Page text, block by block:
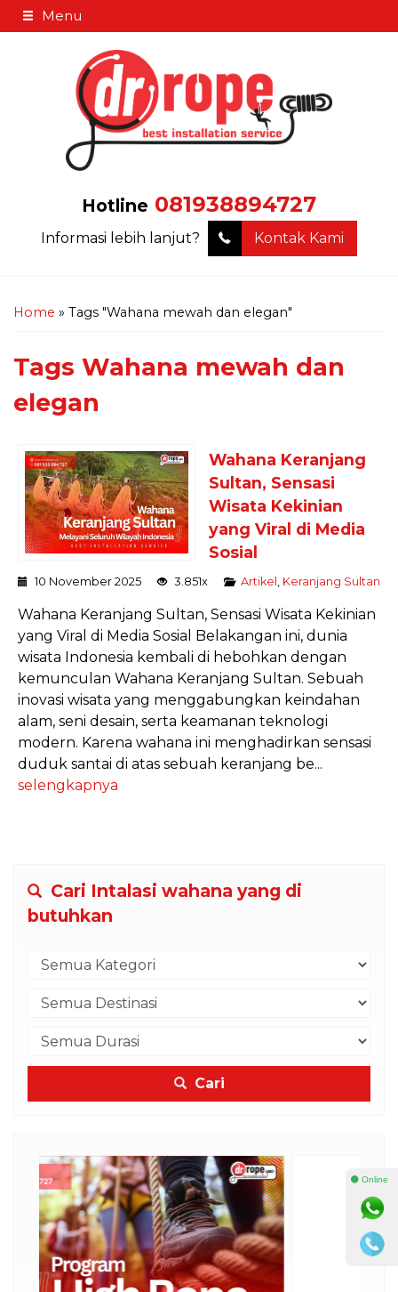
Menu
Hotline 081938894727
Informasi lebih lanjut? Kontak Kami
Home » Tags "Wahana mewah dan elegan"
Tags Wahana mewah dan
elegan
Wahana Keranjang
Sultan, Sensasi
Wisata Kekinian
yang Viral di Media
Sosial
10 November 2025 3.851x Artikel Keranjang Sultan
Wahana Keranjang Sultan, Sensasi Wisata Kekinian
yang Viral di Media Sosial Belakangan ini, dunia
wisata Indonesia kembali di hebohkan dengan
kemunculan Wahana Keranjang Sultan. Sebuah
inovasi wisata yang menggabungkan keindahan
alam, seni desain, serta keamanan teknologi
modern. Karena wahana ini menghadirkan sensasi
duduk santai di atas sebuah keranjang be...
selengkapnya
Cari Intalasi wahana yang di
butuhkan
Cari
⚫ Online